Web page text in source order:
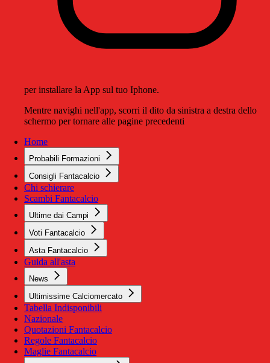
per installare la App sul tuo Iphone.
Mentre navighi nell'app, scorri il dito da sinistra a destra dello
schermo per tornare alle pagine precedenti
Home
Probabili Formazioni
Consigli Fantacalcio
Chi schierare
Scambi Fantacalcio
Ultime dai Campi
Voti Fantacalcio
Asta Fantacalcio
Guida all'asta
News
Ultimissime Calciomercato
Tabella Indisponibili
Nazionale
Quotazioni Fantacalcio
Regole Fantacalcio
Maglie Fantacalcio